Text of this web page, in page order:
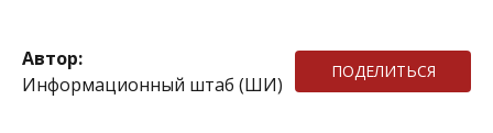
Автор:
Информационный штаб (ШИ)
ПОДЕЛИТЬСЯ